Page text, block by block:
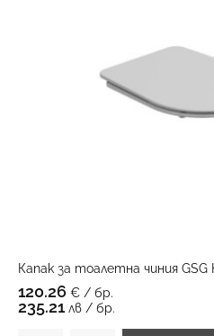
Капак за тоалетна чиния GSG
120.26 € / бр.
235.21 лв / бр.